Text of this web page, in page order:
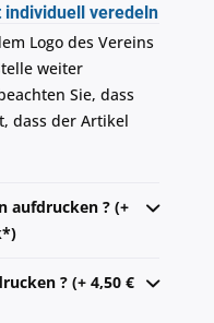
individuell veredeln
Logo des Vereins
weiter
Sie, dass
dass der Artikel
aufdrucken ? (+
? (+ 4,50 €